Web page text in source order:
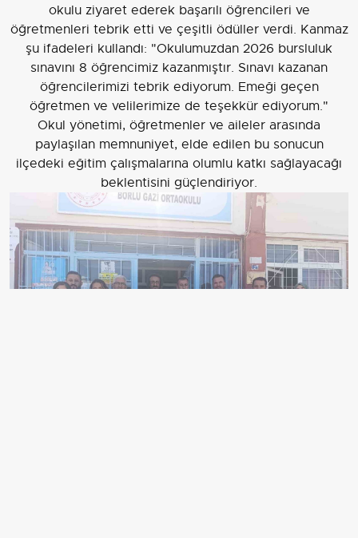
okulu ziyaret ederek başarılı öğrencileri ve
öğretmenleri tebrik etti ve çeşitli ödüller verdi. Kanmaz
şu ifadeleri kullandı: "Okulumuzdan 2026 bursluluk
sınavını 8 öğrencimiz kazanmıştır. Sınavı kazanan
öğrencilerimizi tebrik ediyorum. Emeği geçen
öğretmen ve velilerimize de teşekkür ediyorum."
Okul yönetimi, öğretmenler ve aileler arasında
paylaşılan memnuniyet, elde edilen bu sonucun
ilçedeki eğitim çalışmalarına olumlu katkı sağlayacağı
beklentisini güçlendiriyor.